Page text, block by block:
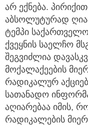
არ ექნება.
აბსოლუტურად
ტემპი
ქვეყნის საელჩო
შეგვიძლია
მოქალაქეების
რადიკალურ
სათანადო
აღიარებაა იმის,
რადიკალების